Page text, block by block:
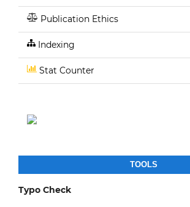
Publication Ethics
Indexing
Stat Counter
TOOLS
Typo Check